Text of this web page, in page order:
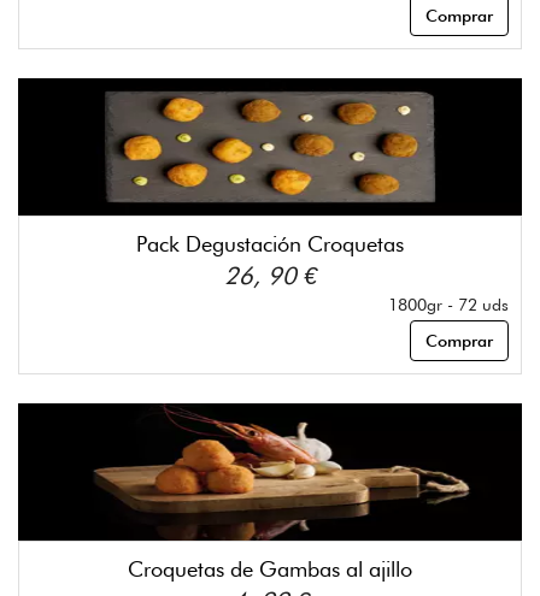
Comprar
Pack Degustación Croquetas
26, 90 €
1800gr - 72 uds
Comprar
Croquetas de Gambas al ajillo